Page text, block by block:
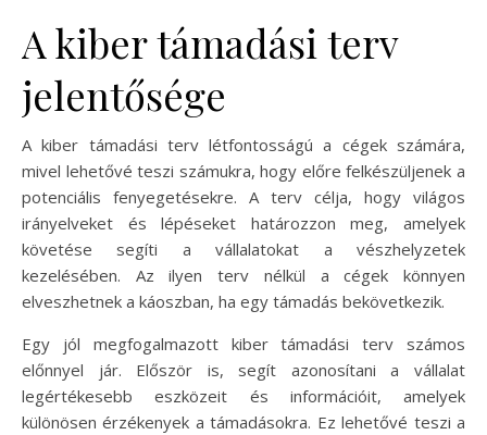
A kiber támadási terv
jelentősége
A kiber támadási terv létfontosságú a cégek számára,
mivel lehetővé teszi számukra, hogy előre felkészüljenek a
potenciális fenyegetésekre. A terv célja, hogy világos
irányelveket és lépéseket határozzon meg, amelyek
követése segíti a vállalatokat a vészhelyzetek
kezelésében. Az ilyen terv nélkül a cégek könnyen
elveszhetnek a káoszban, ha egy támadás bekövetkezik.
Egy jól megfogalmazott kiber támadási terv számos
előnnyel jár. Először is, segít azonosítani a vállalat
legértékesebb eszközeit és információit, amelyek
különösen érzékenyek a támadásokra. Ez lehetővé teszi a